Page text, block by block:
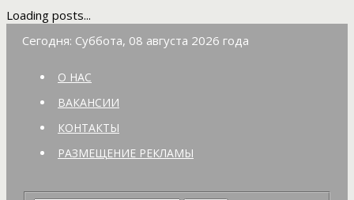
Loading posts...
Сегодня: Суббота, 08 августа 2026 года
О НАС
ВАКАНСИИ
КОНТАКТЫ
РАЗМЕЩЕНИЕ РЕКЛАМЫ